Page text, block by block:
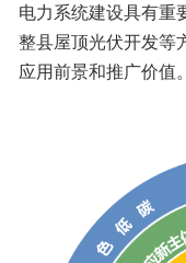
电力系统建设具有重
整县屋顶光伏开发等
应用前景和推广价值。